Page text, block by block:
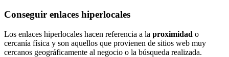
Conseguir enlaces hiperlocales
Los enlaces hiperlocales hacen referencia a la proximidad o
cercanía física y son aquellos que provienen de sitios web muy
cercanos geográficamente al negocio o la búsqueda realizada.